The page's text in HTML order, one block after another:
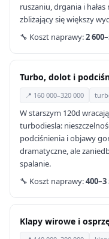
ruszaniu, drgania i
zbliżający się większy
🔧 Koszt naprawy:2
Turbo, dolot i
📍 160 000–320 000
W starszym 120d
turbodiesla:
podciśnienia i objawy
dramatyczne, ale
spalanie.
🔧 Koszt naprawy:400–3
Klapy wirowe i